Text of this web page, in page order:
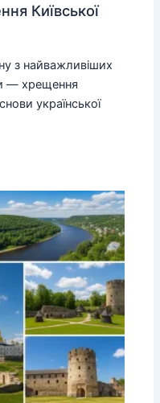
Київської
з найважливіших
— хрещення
української